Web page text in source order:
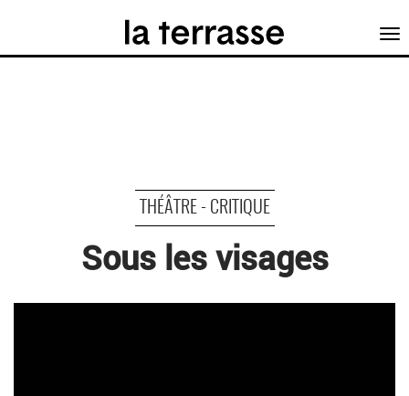
THÉÂTRE - CRITIQUE
Sous les visages